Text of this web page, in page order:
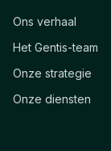
Ons verhaal
Het Gentis-team
Onze strategie
Onze diensten